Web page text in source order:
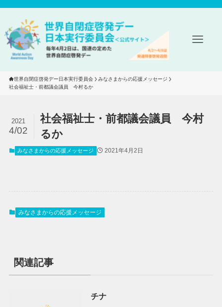
世界自閉症啓発デー日本実行委員会
みなさまからの応援メッセージ
社会福祉士・前都議会議員　今村るか
社会福祉士・前都議会議員 今村
るか
2021
4/02
みなさまからの応援メッセージ 2021年4月2日
みなさまからの応援メッセージ
関連記事
チナ